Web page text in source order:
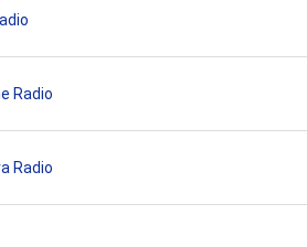
Radio
Radio